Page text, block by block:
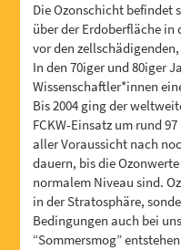
Die Ozonschicht befindet
über der Erdoberfläche
vor den
In den 70iger und 80iger
Wissenschaftler*innen
Bis 2004 ging der
FCKW-Einsatz um rund
aller Voraussicht nach
dauern, bis die
normalem Niveau sind.
in der Stratosphäre,
Bedingungen auch bei
“Sommersmog”